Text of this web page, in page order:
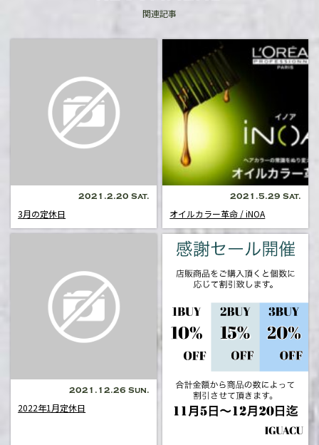
関連記事
2021.2.20 Sat.
3月の定休日
2021.5.29 Sat.
オイルカラー革命 / iNOA
2021.12.26 Sun.
2022年1月定休日